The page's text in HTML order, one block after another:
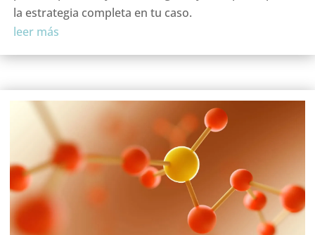
la estrategia completa en tu caso.
leer más